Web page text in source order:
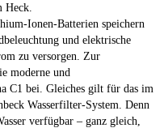
Heck.
Ionen-Batterien speichern
und elektrische
zu versorgen. Zur
moderne und
C1 bei. Gleiches gilt für das im
Wasserfilter-System. Denn
verfügbar – ganz gleich,